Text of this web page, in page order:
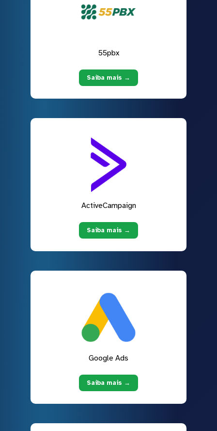
55pbx
Saiba mais →
ActiveCampaign
Saiba mais →
Google Ads
Saiba mais →